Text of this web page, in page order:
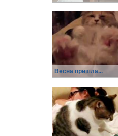
Весна пришла...